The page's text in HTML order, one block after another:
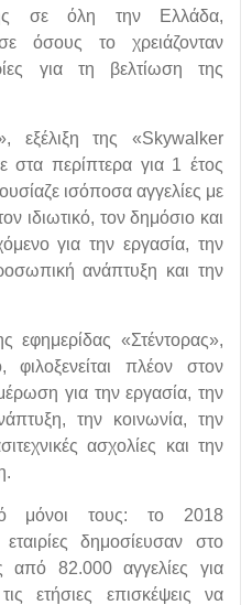
σε όλη την Ελλάδα,
όσους το χρειάζονταν
για τη βελτίωση της
εξέλιξη της «Skywalker
στα περίπτερα για 1 έτος
ισόποσα αγγελίες με
ιδιωτικό, τον δημόσιο και
για την εργασία, την
ανάπτυξη και την
εφημερίδας «Στέντορας»,
φιλοξενείται πλέον στον
για την εργασία, την
την κοινωνία, την
ασχολίες και την
μόνοι τους: το 2018
δημοσίευσαν στο
από 82.000 αγγελίες για
ετήσιες επισκέψεις να